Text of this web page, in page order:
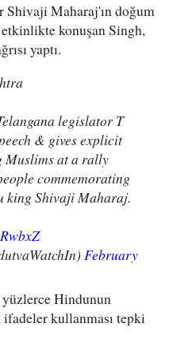
Shivaji Maharaj'ın doğum
konuşan Singh,
yaptı.
legislator T
& gives explicit
at a rally
commemorating
king Shivaji Maharaj.
February
Hindunun
ifadeler kullanması tepki